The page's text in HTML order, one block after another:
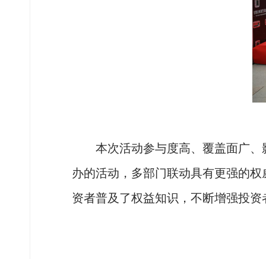
本次活动参与度高、覆盖面广
办的活动，多部门联动具有更强的
资者普及了权益知识，不断增强投